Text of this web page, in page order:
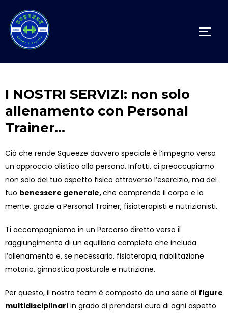
I NOSTRI SERVIZI: non solo
allenamento con Personal
Trainer...​
Ciò che rende Squeeze davvero speciale è l’impegno verso
un approccio olistico alla persona. Infatti, ci preoccupiamo
non solo del tuo aspetto fisico attraverso l’esercizio, ma del
tuo benessere generale,che comprende il corpo e la
mente, grazie a Personal Trainer, fisioterapisti e nutrizionisti.
Ti accompagniamo in un Percorso diretto verso il
raggiungimento di un equilibrio completo che includa
l’allenamento e, se necessario, fisioterapia, riabilitazione
motoria, ginnastica posturale e nutrizione.
Per questo, il nostro team è composto da una serie di figure
multidisciplinari in grado di prendersi cura di ogni aspetto